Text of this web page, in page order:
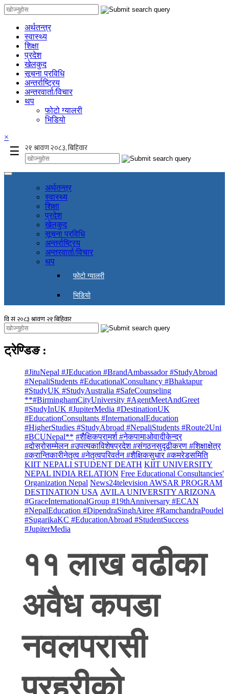
अर्थतन्त्र
स्वास्थ्य
शिक्षा
प्रदेश
खेलकुद
सूचना प्रविधि
अन्तर्राष्ट्रिय
अन्तरवार्ता/विचार
थप
फोटो ग्यालरी
भिडियो
×
☰
अर्थतन्त्र
स्वास्थ्य
शिक्षा
प्रदेश
खेलकुद
सूचना प्रविधि
अन्तर्राष्ट्रिय
अन्तरवार्ता/विचार
थप
फोटो ग्यालरी
भिडियो
ट्रेण्डिङ :
#JituNepal #JEducation #BrandAmbassador #StudyAbroad
#NepaliStudents #EducationalConsultancy #Bhaktapur
#StudyUK #StudyAustralia #SafeCounseling
**#BirminghamCityUniversity #AgentMeetAndGreet
#StudyInUK #JupiterMedia #DestinationUK
#EducationConsultants #InternationalEducation
#HigherStudies #StudyAbroad #NepaliStudents #Route2Uni
#BCUNepal** #शैक्षिकपरामर्श #नेकपामाओवादीकेन्द्र
#दोस्रोसम्मेलन #उपत्यकाविशेषप्रदेश #संगठनसुदृढीकरण #शिक्षाक्षेत्र
#क्रान्तिकारीनेतृत्व #नेतृत्वपरिवर्तन #शैक्षिकसुधार #कमरेडसमिति
KIIT NEPALI STUDENT DEATH KIIT UNIVERSITY
NEPAL INDIA RELATION Free Educational Consultancies'
Organization Nepal News24television AWSAR PROGRAM
DESTINATION USA AVILA UNIVERSITY ARIZONA
#GraceInternationalGroup #19thAnniversary #ECAN
#NepalEducation #DipendraSinghAiree #RamchandraPoudel
#SugarikaKC #EducationAbroad #StudentSuccess
#JupiterMedia
११ लाख वढीका
अवैध कपडा
नवलपरासी